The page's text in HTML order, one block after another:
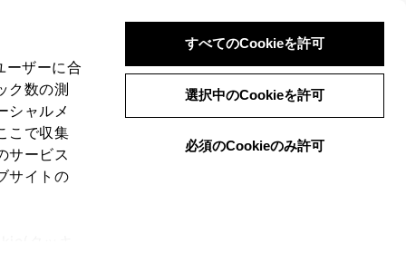
ザーに合
ク数の測
シャルメ
こで収集
サービス
サイトの
すべてのCookieを許可
選択中のCookieを許可
必須のCookieのみ許可
ログイン 検索 メニュー